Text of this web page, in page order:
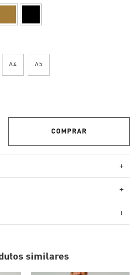
A4 A5
+
+
+
similares